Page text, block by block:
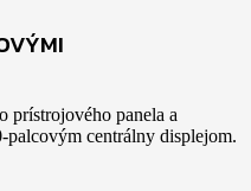
prístrojového panela a
palcovým centrálny displejom.